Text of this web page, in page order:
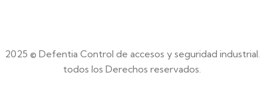
2025 © Defentia Control de accesos y seguridad industrial.
todos los Derechos reservados.